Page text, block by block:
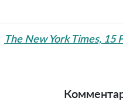
The New York Times, 15